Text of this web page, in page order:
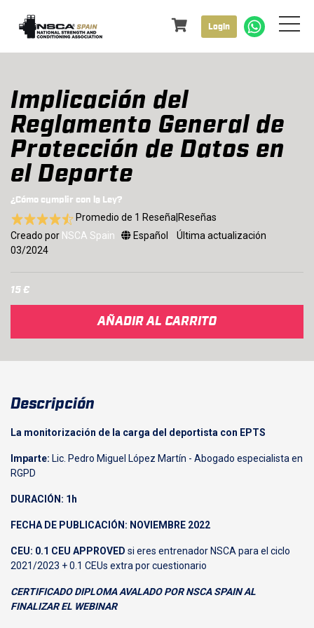
Login
Implicación del
Reglamento General de
Protección de Datos en
el Deporte
¿Cómo cumplir con la Ley?
Promedio de 1 Reseña|Reseñas
Creado por NSCA Spain Español
Última actualización
03/2024
15 €
AÑADIR AL CARRITO
Descripción
La monitorización de la carga del deportista con EPTS
Imparte: Lic. Pedro Miguel López Martín - Abogado especialista en
RGPD
DURACIÓN: 1h
FECHA DE PUBLICACIÓN: NOVIEMBRE 2022
CEU: 0.1 CEU APPROVED si eres entrenador NSCA para el ciclo
2021/2023 + 0.1 CEUs extra por cuestionario
CERTIFICADO DIPLOMA AVALADO POR NSCA SPAIN AL
FINALIZAR EL WEBINAR